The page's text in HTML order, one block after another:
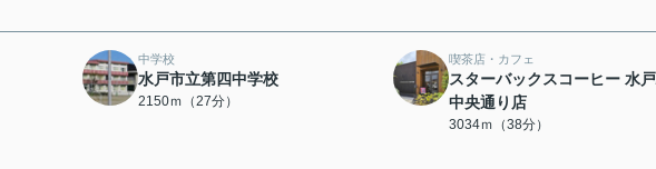
中学校
水戸市立第四中学校
2150ｍ（27分）
喫茶店・カフェ
スターバックスコーヒー 水
中央通り店
3034ｍ（38分）